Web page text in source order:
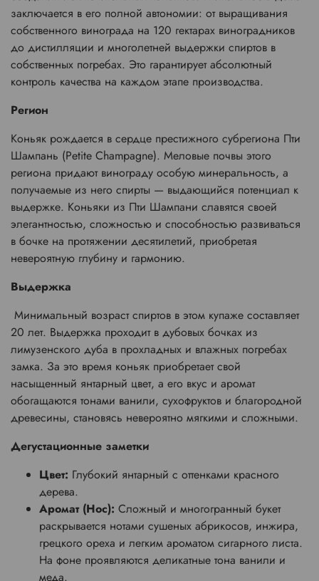
заключается в его полной автономии: от выращивания
собственного винограда на 120 гектарах виноградников
до дистилляции и многолетней выдержки спиртов в
собственных погребах. Это гарантирует абсолютный
контроль качества на каждом этапе производства.
Регион
Коньяк рождается в сердце престижного субрегиона Пти
Шампань (Petite Champagne). Меловые почвы этого
региона придают винограду особую минеральность, а
получаемые из него спирты — выдающийся потенциал к
выдержке. Коньяки из Пти Шампани славятся своей
элегантностью, сложностью и способностью развиваться
в бочке на протяжении десятилетий, приобретая
невероятную глубину и гармонию.
Выдержка
Минимальный возраст спиртов в этом купаже составляет
20 лет. Выдержка проходит в дубовых бочках из
лимузенского дуба в прохладных и влажных погребах
замка. За это время коньяк приобретает свой
насыщенный янтарный цвет, а его вкус и аромат
обогащаются тонами ванили, сухофруктов и благородной
древесины, становясь невероятно мягкими и сложными.
Дегустационные заметки
Цвет: Глубокий янтарный с оттенками красного
дерева.
Аромат (Нос): Сложный и многогранный букет
раскрывается нотами сушеных абрикосов, инжира,
грецкого ореха и легким ароматом сигарного листа.
На фоне проявляются деликатные тона ванили и
меда.